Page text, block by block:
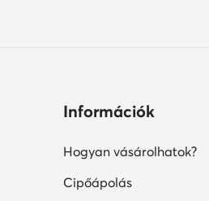
Információk
Hogyan vásárolhatok?
Cipőápolás